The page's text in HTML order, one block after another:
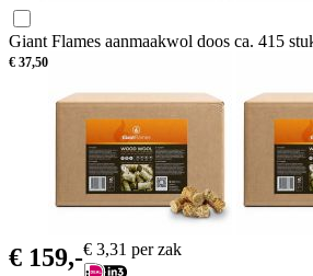
Giant Flames aanmaakwol doos ca. 415
€ 37,50
€ 159,-€ 3,31 per zak